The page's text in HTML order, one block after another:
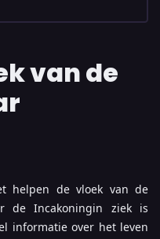
van de
helpen de vloek van de
de Incakoningin ziek is
informatie over het leven